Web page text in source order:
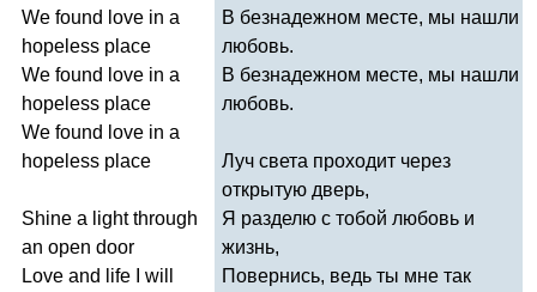
We found love in a
hopeless place
We found love in a
hopeless place
We found love in a
hopeless place
Shine a light through
an open door
Love and life
will
В безнадежном месте, мы нашли
любовь.
В безнадежном месте, мы нашли
любовь.
Луч света проходит через
открытую дверь,
Я разделю с тобой любовь и
жизнь,
Повернись, ведь ты мне так